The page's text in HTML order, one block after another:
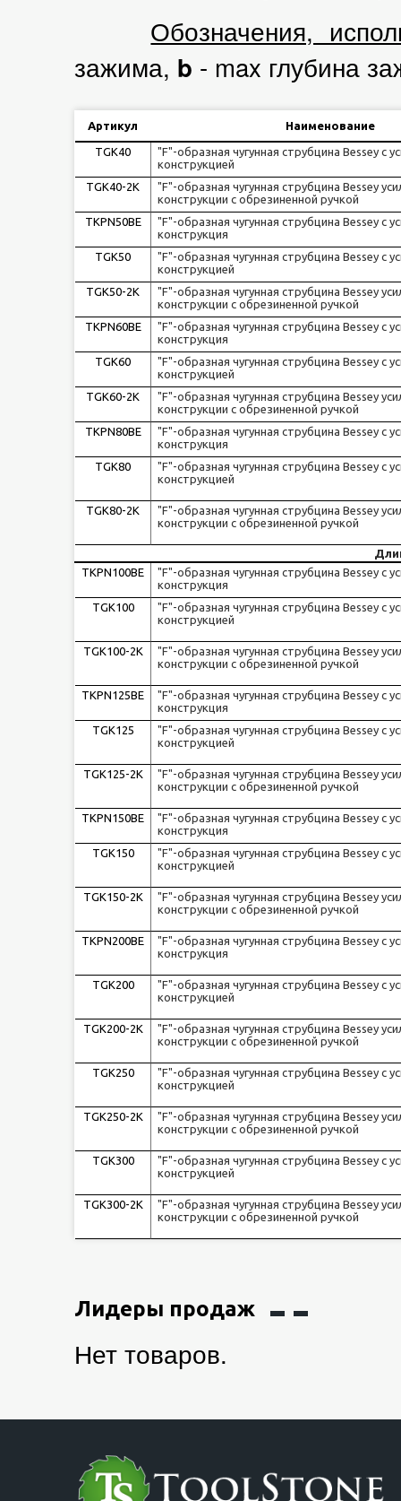
Обозначения,
зажима, b - max глубина
Артикул Наименование
TGK40
"F"-образная чугунная струбцина Bessey c
конструкцией
TGK40-2K
"F"-образная чугунная струбцина Bessey
конструкции с обрезиненной ручкой
TKPN50BE
"F"-образная чугунная струбцина Bessey с
конструкция
TGK50
"F"-образная чугунная струбцина Bessey c
конструкцией
TGK50-2K
"F"-образная чугунная струбцина Bessey
конструкции с обрезиненной ручкой
TKPN60BE
"F"-образная чугунная струбцина Bessey с
конструкция
TGK60
"F"-образная чугунная струбцина Bessey c
конструкцией
TGK60-2K
"F"-образная чугунная струбцина Bessey
конструкции с обрезиненной ручкой
TKPN80BE
"F"-образная чугунная струбцина Bessey с
конструкция
TGK80
"F"-образная чугунная струбцина Bessey c
конструкцией
TGK80-2K
"F"-образная чугунная струбцина Bessey
конструкции с обрезиненной ручкой
TKPN100BE
"F"-образная чугунная струбцина Bessey с
конструкция
TGK100
"F"-образная чугунная струбцина Bessey c
конструкцией
TGK100-2K
"F"-образная чугунная струбцина Bessey
конструкции с обрезиненной ручкой
TKPN125BE
"F"-образная чугунная струбцина Bessey с
конструкция
TGK125
"F"-образная чугунная струбцина Bessey c
конструкцией
TGK125-2K
"F"-образная чугунная струбцина Bessey
конструкции с обрезиненной ручкой
TKPN150BE
"F"-образная чугунная струбцина Bessey с
конструкция
TGK150
"F"-образная чугунная струбцина Bessey c
конструкцией
TGK150-2K
"F"-образная чугунная струбцина Bessey
конструкции с обрезиненной ручкой
TKPN200BE
"F"-образная чугунная струбцина Bessey с
конструкция
TGK200
"F"-образная чугунная струбцина Bessey c
конструкцией
TGK200-2K
"F"-образная чугунная струбцина Bessey
конструкции с обрезиненной ручкой
TGK250
"F"-образная чугунная струбцина Bessey c
конструкцией
TGK250-2K
"F"-образная чугунная струбцина Bessey
конструкции с обрезиненной ручкой
TGK300
"F"-образная чугунная струбцина Bessey c
конструкцией
TGK300-2K
"F"-образная чугунная струбцина Bessey
конструкции с обрезиненной ручкой
Лидеры продаж
Нет товаров.